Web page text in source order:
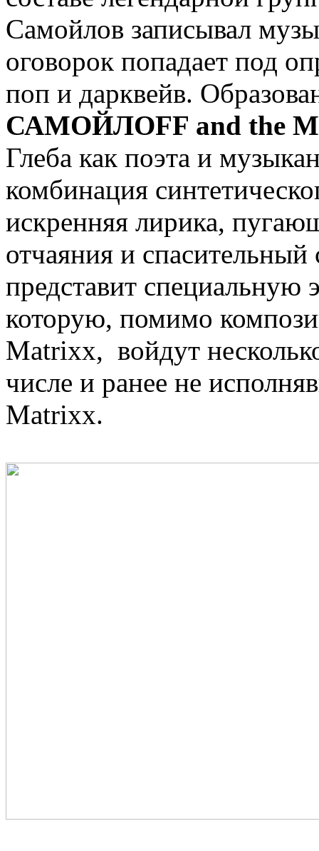
Самойлов записывал
оговорок попадает под
поп и дарквейв.
САМОЙЛОFF and the
Глеба как поэта и
комбинация
искренняя лирика,
отчаяния и
представит специальную
которую, помимо
Matrixx, войдут
числе и ранее не
Matrixx.